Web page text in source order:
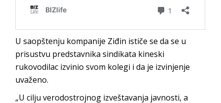
U saopštenju kompanije Ziđin ističe se da se u
prisustvu predstavnika sindikata kineski
rukovodilac izvinio svom kolegi i da je izvinjenje
uvaženo.
„U cilju verodostrojnog izveštavanja javnosti, a